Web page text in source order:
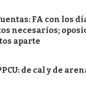
FA con los
necesarios;
aparte
de cal y de